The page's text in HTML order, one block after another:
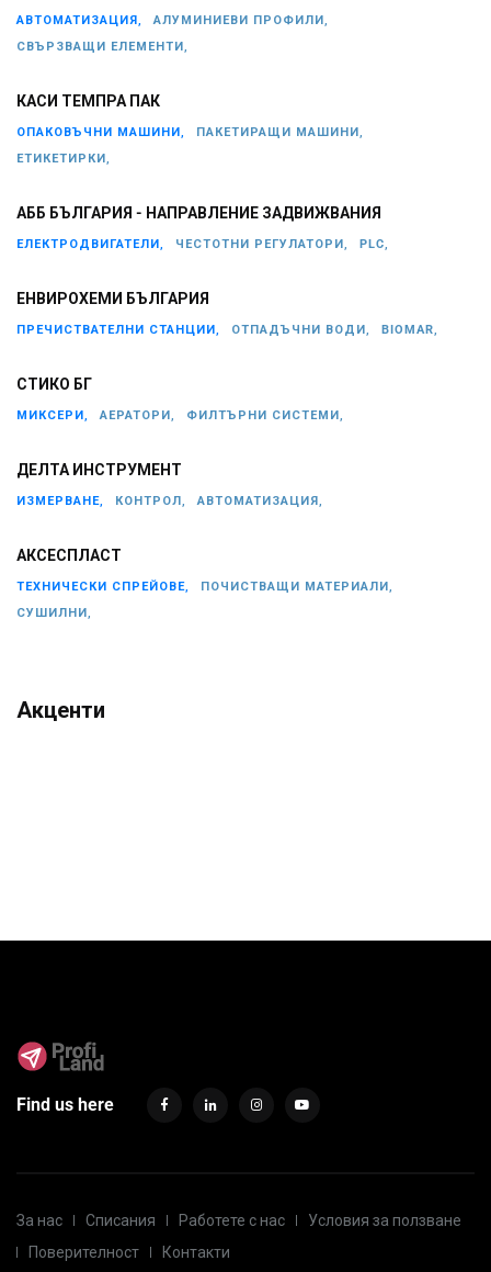
АВТОМАТИЗАЦИЯ,
АЛУМИНИЕВИ ПРОФИЛИ,
СВЪРЗВАЩИ ЕЛЕМЕНТИ,
КАСИ ТЕМПРА ПАК
ОПАКОВЪЧНИ МАШИНИ,
ПАКЕТИРАЩИ МАШИНИ,
ЕТИКЕТИРКИ,
АББ БЪЛГАРИЯ - НАПРАВЛЕНИЕ ЗАДВИЖВАНИЯ
ЕЛЕКТРОДВИГАТЕЛИ, ЧЕСТОТНИ РЕГУЛАТОРИ, PLC,
ЕНВИРОХЕМИ БЪЛГАРИЯ
ПРЕЧИСТВАТЕЛНИ СТАНЦИИ, ОТПАДЪЧНИ ВОДИ, BIOMAR,
СТИКО БГ
МИКСЕРИ, АЕРАТОРИ, ФИЛТЪРНИ СИСТЕМИ,
ДЕЛТА ИНСТРУМЕНТ
ИЗМЕРВАНЕ, КОНТРОЛ, АВТОМАТИЗАЦИЯ,
АКСЕСПЛАСТ
ТЕХНИЧЕСКИ СПРЕЙОВЕ,
ПОЧИСТВАЩИ МАТЕРИАЛИ,
СУШИЛНИ,
Акценти
Find us here
За нас Списания Работете с нас
Условия за ползване
Поверителност
Контакти